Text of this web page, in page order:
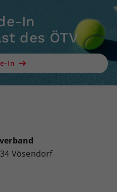
In
des ÖTV
In
Vösendorf